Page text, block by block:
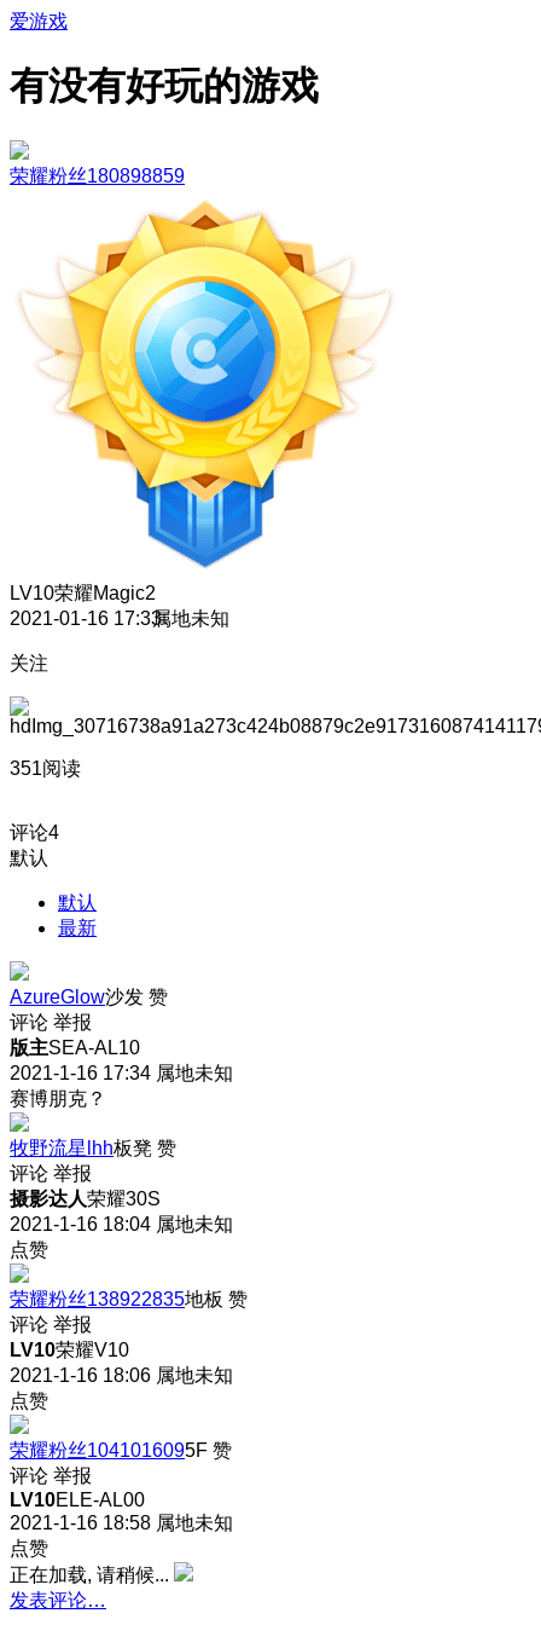
爱游戏
有没有好玩的游戏
荣耀粉丝180898859
LV10荣耀Magic2
2021-01-16 17:33属地未知
关注
351阅读
评论4
默认
默认
最新
AzureGlow沙发 赞
评论 举报
版主SEA-AL10
2021-1-16 17:34 属地未知
赛博朋克？
牧野流星lhh板凳 赞
评论 举报
摄影达人荣耀30S
2021-1-16 18:04 属地未知
点赞
荣耀粉丝138922835地板 赞
评论 举报
LV10荣耀V10
2021-1-16 18:06 属地未知
点赞
荣耀粉丝1041016095F 赞
评论 举报
LV10ELE-AL00
2021-1-16 18:58 属地未知
点赞
正在加载, 请稍候...
发表评论…